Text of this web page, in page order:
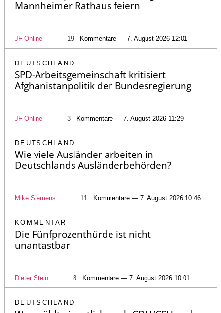
Mannheimer Rathaus feiern
JF-Online 19 Kommentare — 7. August 2026 12:01
DEUTSCHLAND
SPD-Arbeitsgemeinschaft kritisiert
Afghanistanpolitik der Bundesregierung
JF-Online 3 Kommentare — 7. August 2026 11:29
DEUTSCHLAND
Wie viele Ausländer arbeiten in
Deutschlands Ausländerbehörden?
Mike Siemens 11 Kommentare — 7. August 2026 10:46
KOMMENTAR
Die Fünfprozenthürde ist nicht
unantastbar
Dieter Stein 8 Kommentare — 7. August 2026 10:01
DEUTSCHLAND